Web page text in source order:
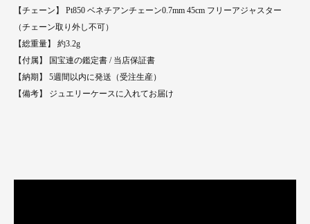
【チェーン】 Pt850 ベネチアンチェーン0.7mm 45cm フリーアジャスター
（チェーン取り外し不可）
【総重量】 約3.2g
【付属】 国宝連の鑑定書 / 当店保証書
【納期】 5週間以内に発送（受注生産）
【備考】 ジュエリーケースに入れてお届け